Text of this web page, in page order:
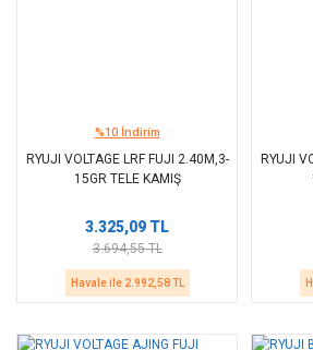
%10 İndirim
RYUJI VOLTAGE LRF FUJI 2.40M,3-
15GR TELE KAMIŞ
3.325,09 TL
3.694,55 TL
Havale ile 2.992,58 TL
RYUJI